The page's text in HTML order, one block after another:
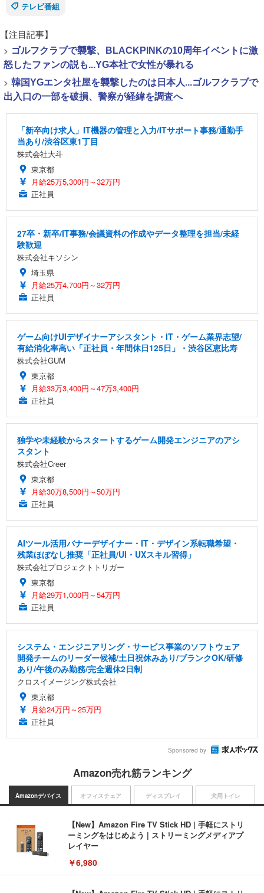
テレビ番組
【注目記事】
> ゴルフクラブで襲撃、BLACKPINKの10周年イベントに激
怒したファンの説も...YG本社で女性が暴れる
> 韓国YGエンタ社屋を襲撃したのは日本人...ゴルフクラブで
出入口の一部を破損、警察が経緯を調査へ
「新卒向け求人」IT機器の管理と入力/ITサポート事務/通勤手
当あり/渋谷区東1丁目
株式会社大斗
東京都
月給25万5,300円～32万円
正社員
27卒・新卒/IT事務/会議資料の作成やデータ整理を担当/未経
験歓迎
株式会社キソシン
埼玉県
月給25万4,700円～32万円
正社員
ゲーム向けUIデザイナーアシスタント・IT・ゲーム業界志望/
有給消化率高い「正社員・年間休日125日」・渋谷区恵比寿
株式会社GUM
東京都
月給33万3,400円～47万3,400円
正社員
独学や未経験からスタートするゲーム開発エンジニアのアシ
スタント
株式会社Creer
東京都
月給30万8,500円～50万円
正社員
AIツール活用バナーデザイナー・IT・デザイン系転職希望・
残業ほぼなし推奨「正社員/UI・UXスキル習得」
株式会社プロジェクトトリガー
東京都
月給29万1,000円～54万円
正社員
システム・エンジニアリング・サービス事業のソフトウェア
開発チームのリーダー候補/土日祝休みあり/ブランクOK/研修
あり/午後のみ勤務/完全週休2日制
クロスイメージング株式会社
東京都
月給24万円～25万円
正社員
Sponsored by
Amazon売れ筋ランキング
Amazonデバイス
【New】Amazon Fire TV Stick HD | 手軽にストリ
ーミングをはじめよう | ストリーミングメディアプ
レイヤー
￥6,980
オフィスチェア ディスプレイ 犬用トイレ